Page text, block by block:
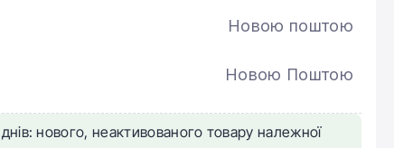
Новою поштою
Новою Поштою
нового, неактивованого товару належної